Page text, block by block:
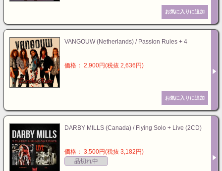
VANGOUW (Netherlands) / Passion Rules + 4
価格： 2,900円(税抜 2,636円)
DARBY MILLS (Canada) / Flying Solo + Live (2CD)
価格： 3,500円(税抜 3,182円)
品切れ中